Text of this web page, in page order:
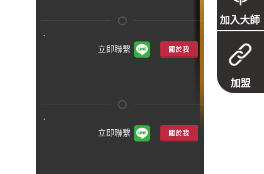
加入大師
加盟
關於我
立即聯繫
關於我
立即聯繫